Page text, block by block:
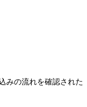
みの流れを確認された